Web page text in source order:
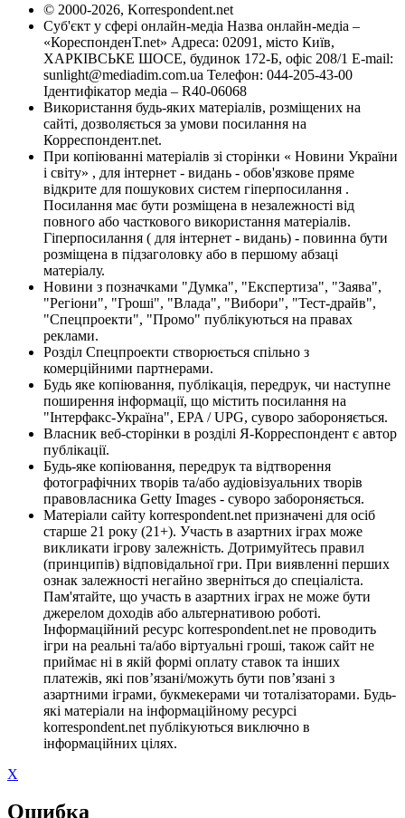
© 2000-2026, Korrespondent.net
Суб'єкт у сфері онлайн-медіа Назва онлайн-медіа –
«КореспонденТ.net» Адреса: 02091, місто Київ,
ХАРКІВСЬКЕ ШОСЕ, будинок 172-Б, офіс 208/1 E-mail:
sunlight@mediadim.com.ua Телефон: 044-205-43-00
Ідентифікатор медіа – R40-06068
Використання будь-яких матеріалів, розміщених на
сайті, дозволяється за умови посилання на
Корреспондент.net.
При копіюванні матеріалів зі сторінки « Новини України
і світу» , для інтернет - видань - обов'язкове пряме
відкрите для пошукових систем гіперпосилання .
Посилання має бути розміщена в незалежності від
повного або часткового використання матеріалів.
Гіперпосилання ( для інтернет - видань) - повинна бути
розміщена в підзаголовку або в першому абзаці
матеріалу.
Новини з позначками "Думка", "Експертиза", "Заява",
"Регіони", "Гроші", "Влада", "Вибори", "Тест-драйв",
"Спецпроекти", "Промо" публікуються на правах
реклами.
Розділ Спецпроекти створюється спільно з
комерційними партнерами.
Будь яке копіювання, публікація, передрук, чи наступне
поширення інформації, що містить посилання на
"Інтерфакс-Україна", EPA / UPG, суворо забороняється.
Власник веб-сторінки в розділі Я-Корреспондент є автор
публікації.
Будь-яке копіювання, передрук та відтворення
фотографічних творів та/або аудіовізуальних творів
правовласника Getty Images - суворо забороняється.
Матеріали сайту korrespondent.net призначені для осіб
старше 21 року (21+). Участь в азартних іграх може
викликати ігрову залежність. Дотримуйтесь правил
(принципів) відповідальної гри. При виявленні перших
ознак залежності негайно зверніться до спеціаліста.
Пам'ятайте, що участь в азартних іграх не може бути
джерелом доходів або альтернативою роботі.
Інформаційний ресурс korrespondent.net не проводить
ігри на реальні та/або віртуальні гроші, також сайт не
приймає ні в якій формі оплату ставок та інших
платежів, які пов’язані/можуть бути пов’язані з
азартними іграми, букмекерами чи тоталізаторами. Будь-
які матеріали на інформаційному ресурсі
korrespondent.net публікуються виключно в
інформаційних цілях.
X
Ошибка